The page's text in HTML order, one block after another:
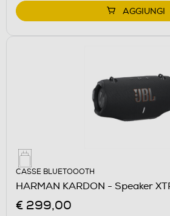
AGGIUNGI
CASSE BLUETOOOTH
HARMAN KARDON - Speaker
€ 299,00